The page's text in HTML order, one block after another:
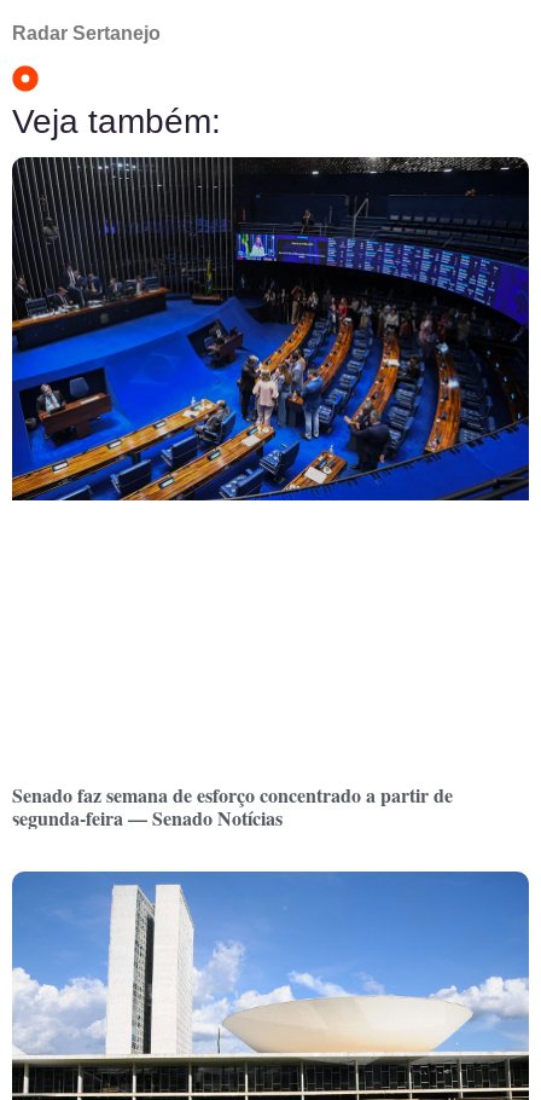
Radar Sertanejo
Veja também:
Senado faz semana de esforço concentrado a partir de
segunda-feira — Senado Notícias